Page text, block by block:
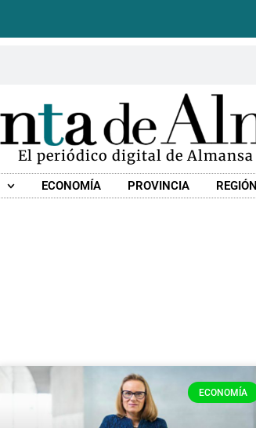
El periódico digital de Almansa
ECONOMÍA PROVINCIA REGIÓN
ECONOMÍA